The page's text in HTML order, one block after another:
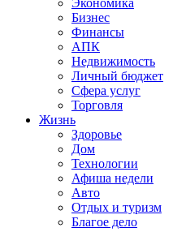
Экономика
Бизнес
Финансы
АПК
Недвижимость
Личный бюджет
Сфера услуг
Торговля
Жизнь
Здоровье
Дом
Технологии
Афиша недели
Авто
Отдых и туризм
Благое дело